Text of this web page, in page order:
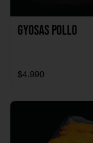
Gyosas Pollo
$4.990